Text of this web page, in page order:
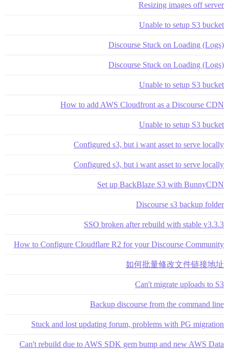
Resizing images off server
Unable to setup S3 bucket
Discourse Stuck on Loading (Logs)
Discourse Stuck on Loading (Logs)
Unable to setup S3 bucket
How to add AWS Cloudfront as a Discourse CDN
Unable to setup S3 bucket
Configured s3, but i want asset to serve locally
Configured s3, but i want asset to serve locally
Set up BackBlaze S3 with BunnyCDN
Discourse s3 backup folder
SSO broken after rebuild with stable v3.3.3
How to Configure Cloudflare R2 for your Discourse Community
如何批量修改文件链接地址
Can't migrate uploads to S3
Backup discourse from the command line
Stuck and lost updating forum, problems with PG migration
Can't rebuild due to AWS SDK gem bump and new AWS Data